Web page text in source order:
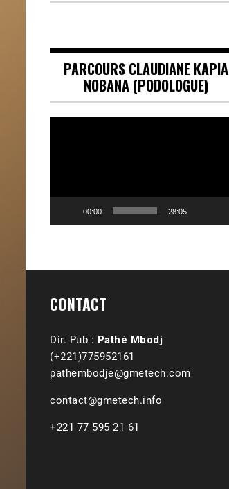
PARCOURS CLAUDIANE KAPIA
NOBANA (PODOLOGUE)
00:00 28:05
CONTACT
Dir. Pub : Pathé Mbodj
(+221)775952161
pathembodje@gmetech.com
contact@gmetech.info
+221 77 595 21 61